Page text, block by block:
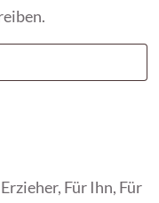
, Für Ihn, Für